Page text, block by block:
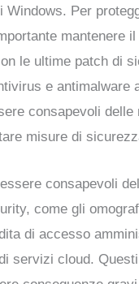
Per
mantenere
le ultime patch di
e antimalware
consapevoli delle
misure di
consapevoli
come gli
di accesso
servizi cloud.